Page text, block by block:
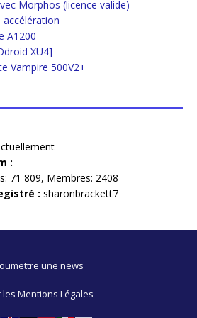
Morphos (licence valide)
accélération
A1200
XU4]
Vampire 500V2+
:
71 809, Membres: 2408
: sharonbrackett7
une news
les Mentions Légales